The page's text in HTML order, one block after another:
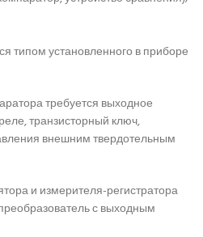
типом установленного в приборе
требуется выходное
транзисторный ключ,
внешним твердотельным
и измерителя-регистратора
с выходным